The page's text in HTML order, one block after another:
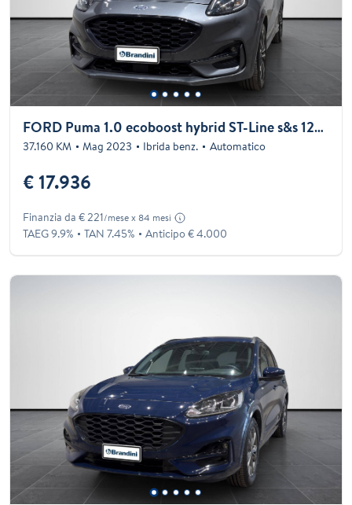
FORD Puma 1.0 ecoboost hybrid ST-Line s&s 125cv auto
37.160 KM Mag 2023 Ibrida benz. Automatico
€ 17.936
Finanzia da € 221/mese x 84 mesi
TAEG 9.9% TAN 7.45% Anticipo € 4.000